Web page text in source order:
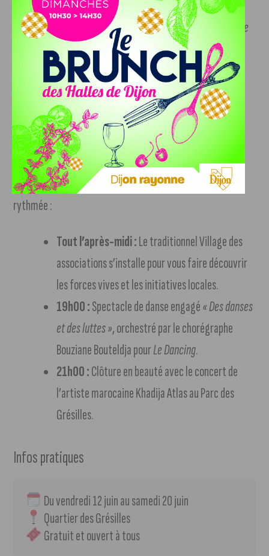
Une très belle soirée programmée par l’association
Zutique
vous attend en plein air :
19h30 :Balkan Grad
21h00 : Bab l’Bluz (duo marocain)
Le bouquet final : samedi 20 juin
La dernière journée du festival sera particulièrement
rythmée :
Tout l’après-midi :Le traditionnel Village des
associations s’installe pour vous faire découvrir
les forces vives et les initiatives locales.
19h00 :Spectacle de danse engagé« Des danses
et des luttes », orchestré par le chorégraphe
Bouziane Bouteldja pourLe Dancing.
21h00 :Clôture en beauté avec le concert de
l’artiste marocaine Khadija Atlas au Parc des
Grésilles.
Infos pratiques
Du vendredi 12 juin au samedi 20 juin
Quartier des Grésilles
Gratuit et ouvert à tous